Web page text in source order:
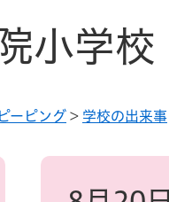
小学校
ーピング > 学校の出来事
本